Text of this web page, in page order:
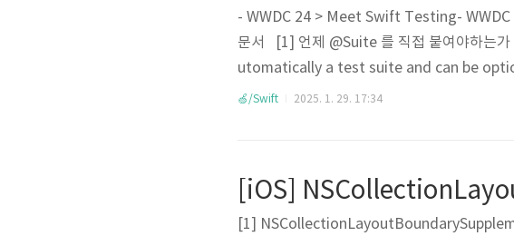
- WWDC 24 > Meet Swift Testing-
문서 [1] 언제 @Suite 를 직접 붙여야하
utomatically a test suite and can be
e. WWDC 와 문서에서 말하는 것 처럼, 테스
🍏/Swift 2025. 1. 29. 17:34
[iOS]
[1]